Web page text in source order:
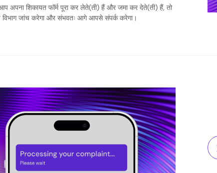
अपना शिकायत फॉर्म पूरा कर लेते(ती) हैं और जमा कर देते(ती) हैं, तो
विभाग जांच करेगा और संभवतः आगे आपसे संपर्क करेगा।